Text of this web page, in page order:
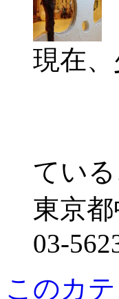
現在
てい
東京
03-
このカ